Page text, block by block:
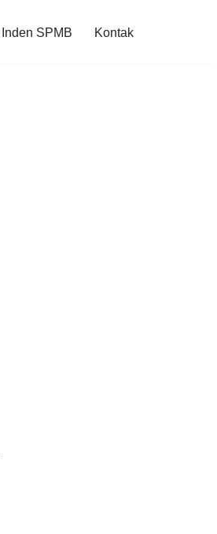
Inden SPMB Kontak